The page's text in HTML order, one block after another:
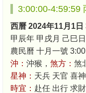
3:00:00-4:59:59
西曆 2024年11月1
甲辰年 甲戌月 己巳
農民曆 十月一號
沖： 沖猴， 煞方： 煞
星神： 天兵 天官 喜
時宜： 赴任 出行 求